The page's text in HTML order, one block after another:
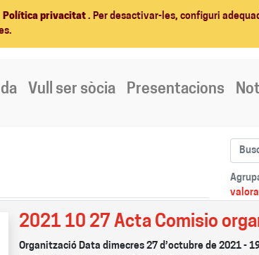
Política privacitat . Per desactivar-les, configuri
Vull ser sòcia Presentacions
2021 10 27 Acta Comisio
Organització Data dimecres 27 d’octubre de 2021 -